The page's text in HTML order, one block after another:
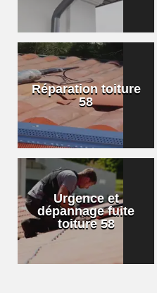
Réparation toiture
58
Urgence et
dépannage fuite
toiture 58